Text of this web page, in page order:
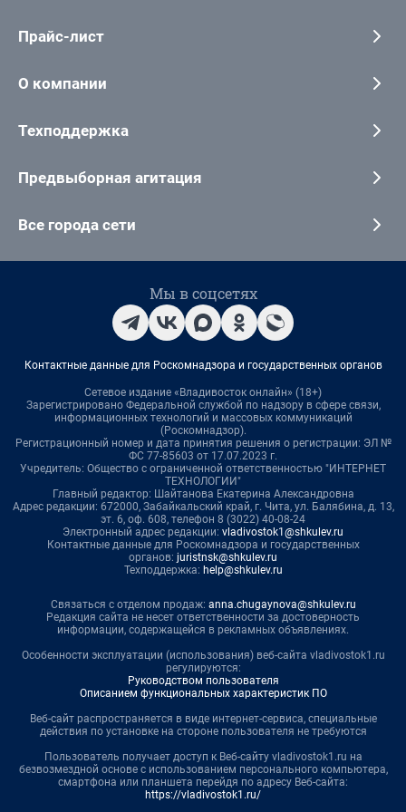
Прайс-лист
О компании
Техподдержка
Предвыборная агитация
Все города сети
Мы в соцсетях
Контактные данные для Роскомнадзора и государственных органов
Сетевое издание «Владивосток онлайн» (18+)
Зарегистрировано Федеральной службой по надзору в сфере связи,
информационных технологий и массовых коммуникаций
(Роскомнадзор).
Регистрационный номер и дата принятия решения о регистрации: ЭЛ №
ФС 77-85603 от 17.07.2023 г.
Учредитель: Общество с ограниченной ответственностью "ИНТЕРНЕТ
ТЕХНОЛОГИИ"
Главный редактор: Шайтанова Екатерина Александровна
Адрес редакции: 672000, Забайкальский край, г. Чита, ул. Балябина, д. 13,
эт. 6, оф. 608, телефон 8 (3022) 40-08-24
Электронный адрес редакции: vladivostok1@shkulev.ru
Контактные данные для Роскомнадзора и государственных
органов: juristnsk@shkulev.ru
Техподдержка: help@shkulev.ru
Связаться с отделом продаж: anna.chugaynova@shkulev.ru
Редакция сайта не несет ответственности за достоверность
информации, содержащейся в рекламных объявлениях.
Особенности эксплуатации (использования) веб-сайта vladivostok1.ru
регулируются:
Руководством пользователя
Описанием функциональных характеристик ПО
Веб-сайт распространяется в виде интернет-сервиса, специальные
действия по установке на стороне пользователя не требуются
Пользователь получает доступ к Веб-сайту vladivostok1.ru на
безвозмездной основе с использованием персонального компьютера,
смартфона или планшета перейдя по адресу Веб-сайта:
https://vladivostok1.ru/